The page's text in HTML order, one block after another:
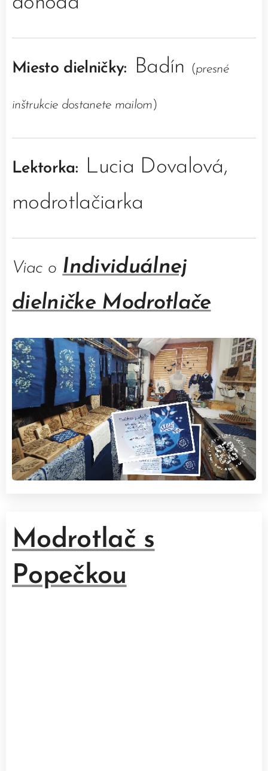
Miesto dielničky: Badín (presné
inštrukcie dostanete mailom )
Lektorka:
Lucia Dovalová,
modrotlačiarka
Viac o Individuálnej
dielničke Modrotlače
Modrotlač s
Popečkou